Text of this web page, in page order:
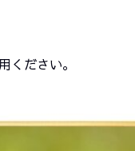
ご活用ください。